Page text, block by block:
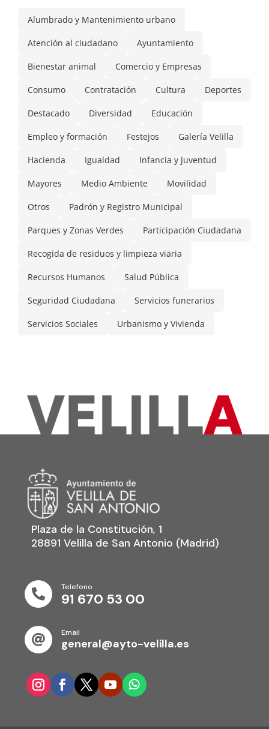
Alumbrado y Mantenimiento urbano
Atención al ciudadano Ayuntamiento
Bienestar animal Comercio y Empresas
Consumo Contratación Cultura Deportes
Destacado Diversidad Educación
Empleo y formación Festejos Galería Velilla
Hacienda Igualdad Infancia y Juventud
Mayores Medio Ambiente Movilidad
Otros Padrón y Registro Municipal
Parques y Zonas Verdes Participación Ciudadana
Recogida de residuos y limpieza viaria
Recursos Humanos Salud Pública
Seguridad Ciudadana Servicios funerarios
Servicios Sociales Urbanismo y Vivienda
Plaza de la Constitución, 1
28891 Velilla de San Antonio (Madrid)

Telefono
91 670 53 00

Email
general@ayto-velilla.es